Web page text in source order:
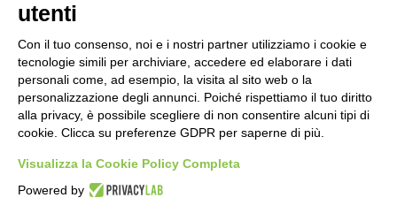
Calcola
Scorporo IVA
utenti
Con il tuo consenso, noi e i nostri partner utilizziamo i cookie e
tecnologie simili per archiviare, accedere ed elaborare i dati
personali come, ad esempio, la visita al sito web o la
personalizzazione degli annunci. Poiché rispettiamo il tuo diritto
alla privacy, è possibile scegliere di non consentire alcuni tipi di
cookie. Clicca su preferenze GDPR per saperne di più.
Visualizza la Cookie Policy Completa
Powered by